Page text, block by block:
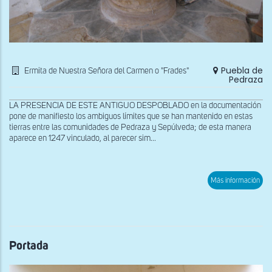
Ermita de Nuestra Señora del Carmen o "Frades" Puebla de
Pedraza
LA PRESENCIA DE ESTE ANTIGUO DESPOBLADO en la documentación
pone de manifiesto los ambiguos límites que se han mantenido en estas
tierras entre las comunidades de Pedraza y Sepúlveda; de esta manera
aparece en 1247 vinculado, al parecer sim...
Más información
Pila
Portada